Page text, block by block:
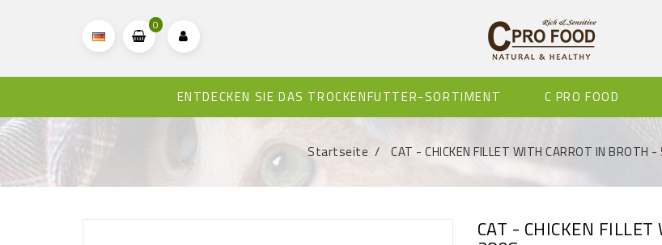
0
ENTDECKEN SIE DAS TROCKENFUTTER-SORTIMENT C PRO FOOD
Startseite CAT - CHICKEN FILLET WITH CARROT IN BROTH
CAT - CHICKEN